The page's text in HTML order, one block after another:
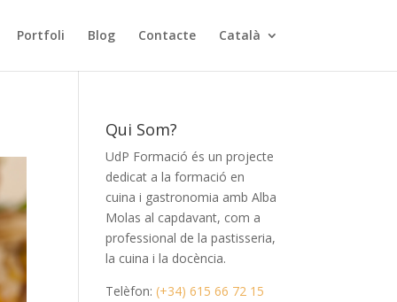
Portfoli Blog Contacte Català
Qui Som?
UdP Formació és un projecte
dedicat a la formació en
cuina i gastronomia amb Alba
Molas al capdavant, com a
professional de la pastisseria,
la cuina i la docència.
Telèfon:(+34) 615 66 72 15